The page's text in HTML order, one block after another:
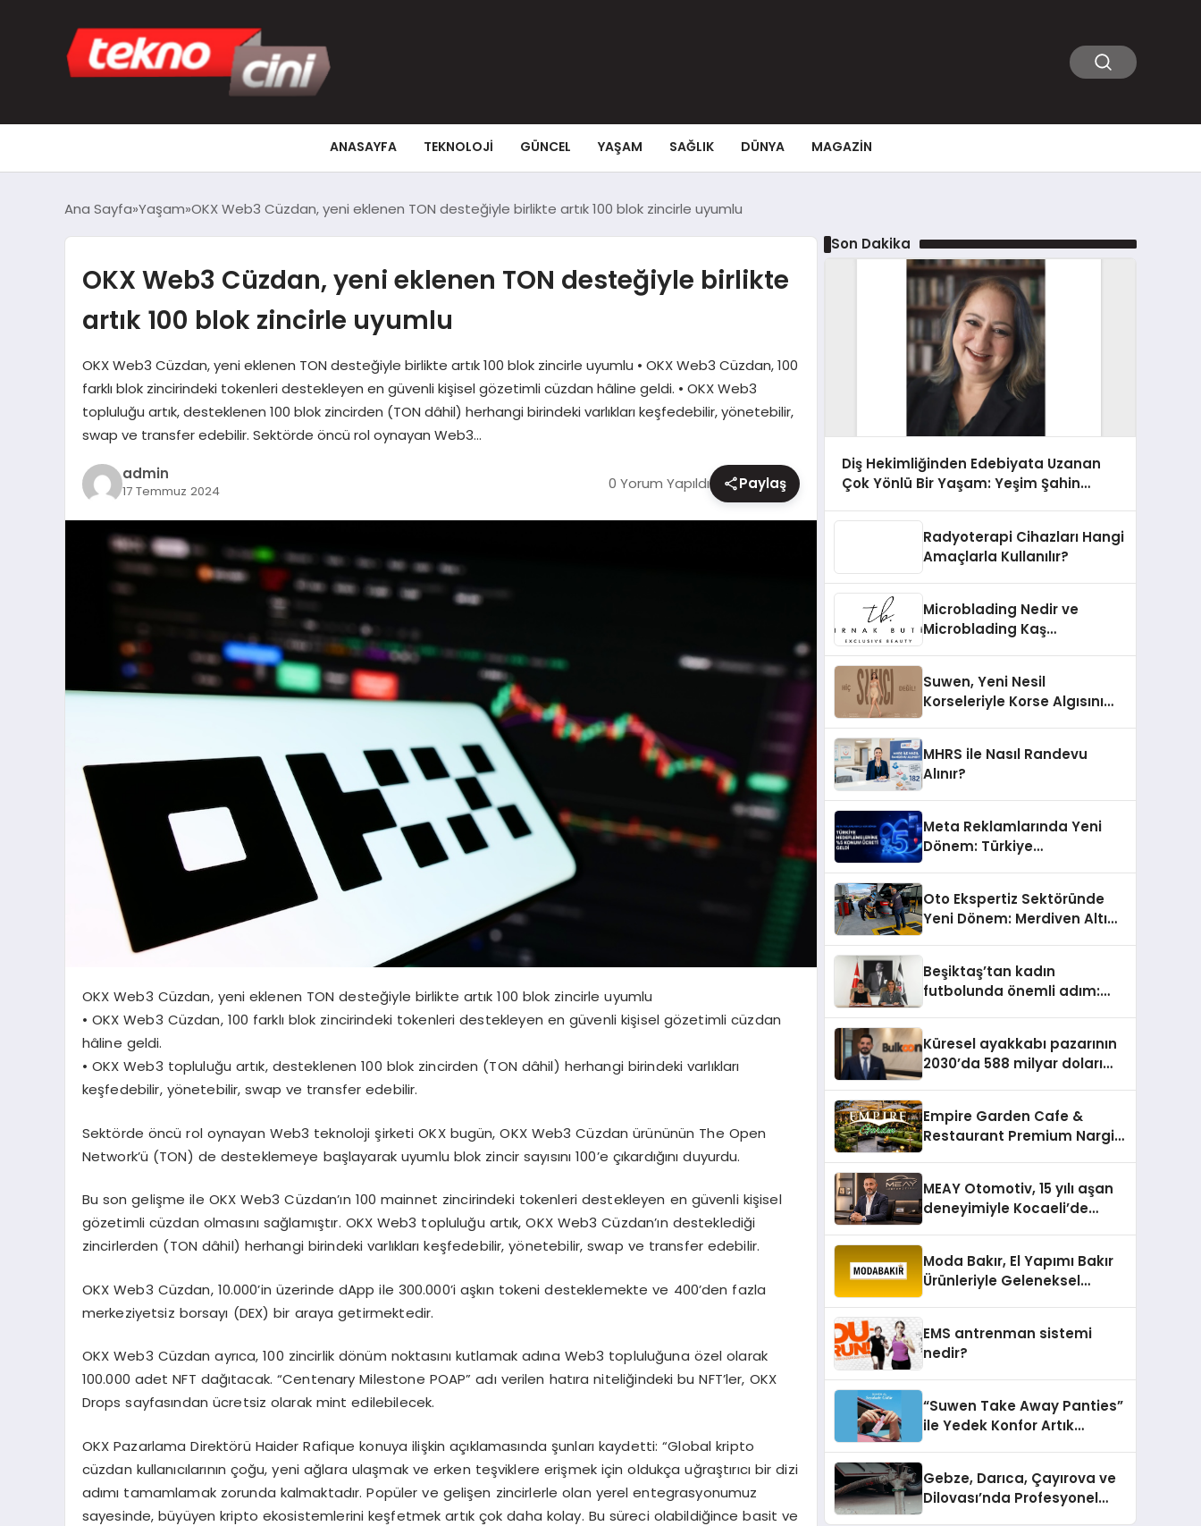
ANASAYFA TEKNOLOJI GÜNCEL YAŞAM SAĞLIK DÜNYA MAGAZIN
Ana Sayfa Yaşam OKX Web3 Cüzdan, yeni eklenen TON desteğiyle birlikte artık 100 blok zincirle uyumlu
OKX Web3 Cüzdan, yeni eklenen TON desteğiyle birlikte
artık 100 blok zincirle uyumlu
OKX Web3 Cüzdan, yeni eklenen TON desteğiyle birlikte artık 100 blok zincirle uyumlu • OKX Web3 Cüzdan, 100
farklı blok zincirindeki tokenleri destekleyen en güvenli kişisel gözetimli cüzdan hâline geldi. • OKX Web3
topluluğu artık, desteklenen 100 blok zincirden (TON dâhil) herhangi birindeki varlıkları keşfedebilir, yönetebilir,
swap ve transfer edebilir. Sektörde öncü rol oynayan Web3…
admin
17 Temmuz 2024 0 Yorum Yapıldı Paylaş
OKX Web3 Cüzdan, yeni eklenen TON desteğiyle birlikte artık 100 blok zincirle uyumlu
• OKX Web3 Cüzdan, 100 farklı blok zincirindeki tokenleri destekleyen en güvenli kişisel gözetimli cüzdan
hâline geldi.
• OKX Web3 topluluğu artık, desteklenen 100 blok zincirden (TON dâhil) herhangi birindeki varlıkları
keşfedebilir, yönetebilir, swap ve transfer edebilir.
Sektörde öncü rol oynayan Web3 teknoloji şirketi OKX bugün, OKX Web3 Cüzdan ürününün The Open
Network’ü (TON) de desteklemeye başlayarak uyumlu blok zincir sayısını 100’e çıkardığını duyurdu.
Bu son gelişme ile OKX Web3 Cüzdan’ın 100 mainnet zincirindeki tokenleri destekleyen en güvenli kişisel
gözetimli cüzdan olmasını sağlamıştır. OKX Web3 topluluğu artık, OKX Web3 Cüzdan’ın desteklediği
zincirlerden (TON dâhil) herhangi birindeki varlıkları keşfedebilir, yönetebilir, swap ve transfer edebilir.
OKX Web3 Cüzdan, 10.000’in üzerinde dApp ile 300.000’i aşkın tokeni desteklemekte ve 400’den fazla
merkeziyetsiz borsayı (DEX) bir araya getirmektedir.
OKX Web3 Cüzdan ayrıca, 100 zincirlik dönüm noktasını kutlamak adına Web3 topluluğuna özel olarak
100.000 adet NFT dağıtacak. “Centenary Milestone POAP” adı verilen hatıra niteliğindeki bu NFT’ler, OKX
Drops sayfasından ücretsiz olarak mint edilebilecek.
OKX Pazarlama Direktörü Haider Rafique konuya ilişkin açıklamasında şunları kaydetti: “Global kripto
cüzdan kullanıcılarının çoğu, yeni ağlara ulaşmak ve erken teşviklere erişmek için oldukça uğraştırıcı bir dizi
adımı tamamlamak zorunda kalmaktadır. Popüler ve gelişen zincirlerle olan yerel entegrasyonumuz
sayesinde, büyüyen kripto ekosistemlerini keşfetmek artık çok daha kolay. Bu süreci olabildiğince basit ve
Son Dakika
Diş Hekimliğinden Edebiyata Uzanan
Çok Yönlü Bir Yaşam: Yeşim Şahin
Radyoterapi Cihazları Hangi
Amaçlarla Kullanılır?
Microblading Nedir ve
Microblading Kaş
Suwen, Yeni Nesil
Korseleriyle Korse Algısını
MHRS ile Nasıl Randevu
Alınır?
Meta Reklamlarında Yeni
Dönem: Türkiye
Oto Ekspertiz Sektöründe
Yeni Dönem: Merdiven Altı
Beşiktaş’tan kadın
futbolunda önemli adım:
Gündoğdu kulüp hafızasını
geleceğe taşıyacak
Küresel ayakkabı pazarının
2030’da 588 milyar doları
Empire Garden Cafe &
Restaurant Premium Nargile
MEAY Otomotiv, 15 yılı aşan
deneyimiyle Kocaeli’de
Moda Bakır, El Yapımı Bakır
Ürünleriyle Geleneksel
EMS antrenman sistemi
nedir?
“Suwen Take Away Panties”
ile Yedek Konfor Artık
Gebze, Darıca, Çayırova ve
Dilovası’nda Profesyonel